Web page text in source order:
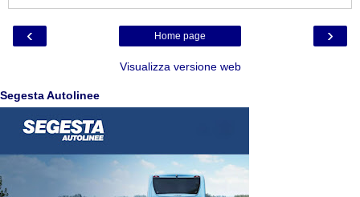
‹ ›
Home page
Visualizza versione web
Segesta Autolinee